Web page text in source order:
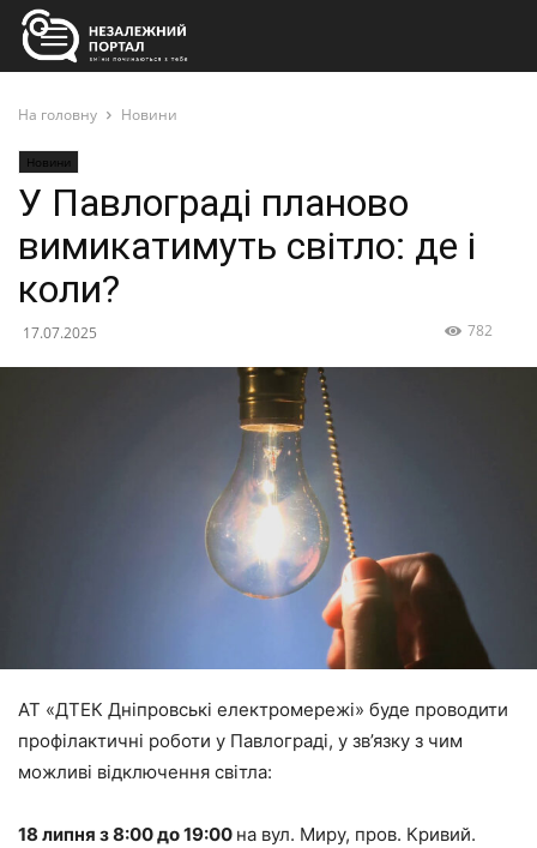
На головну Новини
Новини
У Павлограді планово
вимикатимуть світло: де і
коли?
17.07.2025 782
АТ «ДТЕК Дніпровські електромережі» буде проводити
профілактичні роботи у Павлограді, у зв’язку з чим
можливі відключення світла:
18 липня з 8:00 до 19:00 на вул. Миру, пров. Кривий.